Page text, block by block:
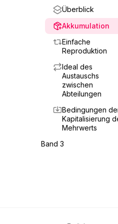
Mehrwerttheorie
Voraussetzungen
Mehrwert
Produktion von
relativem und
absolutem
des Kapitals
Überblick
Akkumulation
Einfache
Reproduktion
Ideal des
Austauschs
zwischen
Abteilungen
Bedingungen
Kapitalisierung
Mehrwerts
Band 3